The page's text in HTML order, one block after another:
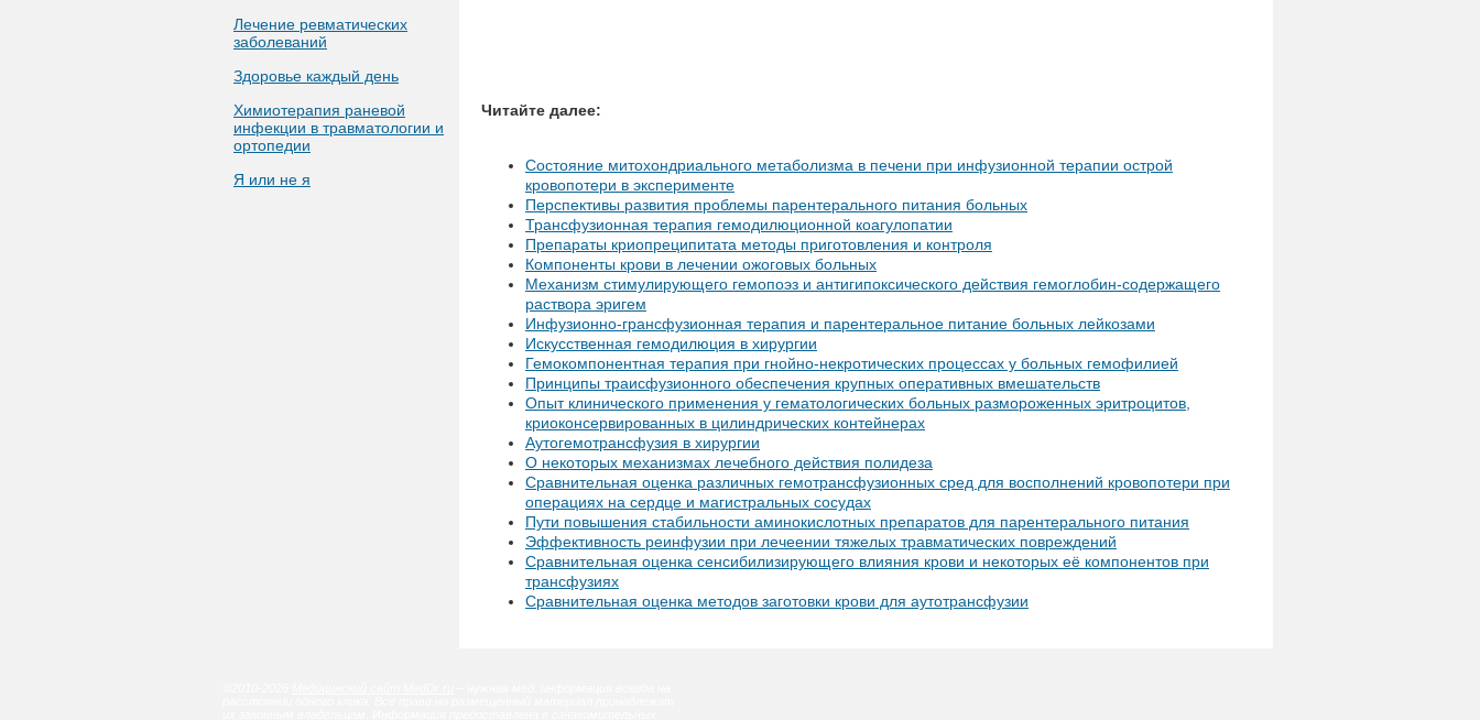
Лечение ревматических
заболеваний
Здоровье каждый день
Химиотерапия раневой
инфекции в травматологии и
ортопедии
Я или не я
Читайте далее:
Состояние митохондриального метаболизма в печени при инфузионной терапии острой
кровопотери в эксперименте
Перспективы развития проблемы парентерального питания больных
Трансфузионная терапия гемодилюционной коагулопатии
Препараты криопреципитата методы приготовления и контроля
Компоненты крови в лечении ожоговых больных
Механизм стимулирующего гемопоэз и антигипоксического действия гемоглобин-содержащего
раствора эригем
Инфузионно-грансфузионная терапия и парентеральное питание больных лейкозами
Искусственная гемодилюция в хирургии
Гемокомпонентная терапия при гнойно-некротических процессах у больных гемофилией
Принципы траисфузионного обеспечения крупных оперативных вмешательств
Опыт клинического применения у гематологических больных размороженных эритроцитов,
криоконсервированных в цилиндрических контейнерах
Аутогемотрансфузия в хирургии
О некоторых механизмах лечебного действия полидеза
Сравнительная оценка различных гемотрансфузионных сред для восполнений кровопотери при
операциях на сердце и магистральных сосудах
Пути повышения стабильности аминокислотных препаратов для парентерального питания
Эффективность реинфузии при лечеении тяжелых травматических повреждений
Сравнительная оценка сенсибилизирующего влияния крови и некоторых её компонентов при
трансфузиях
Сравнительная оценка методов заготовки крови для аутотрансфузии